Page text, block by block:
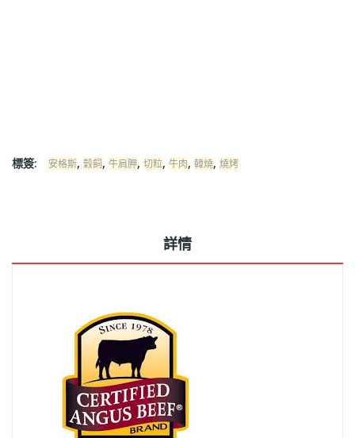
標簽: 安格斯, 穀飼, 牛肩胛, 切粒, 牛肉, 韓燒, 燒烤
詳情